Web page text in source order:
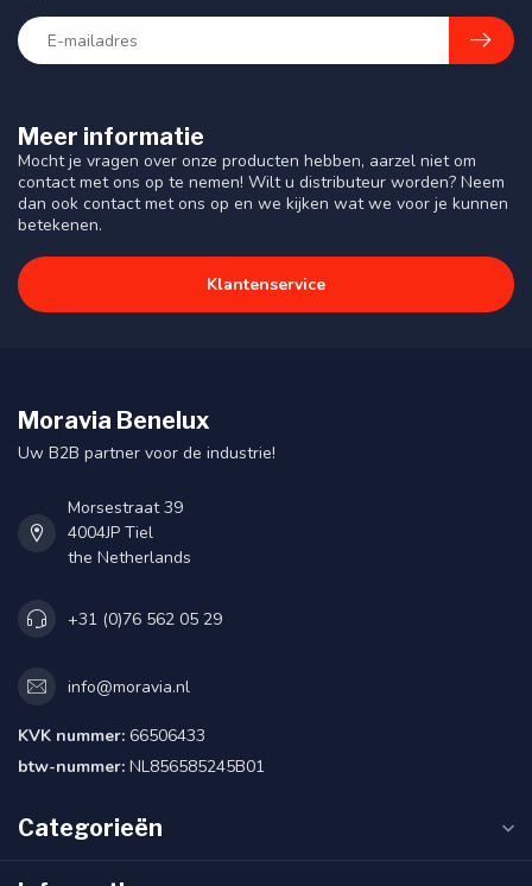
Meer informatie
Mocht je vragen over onze producten hebben, aarzel niet om
contact met ons op te nemen! Wilt u distributeur worden? Neem
dan ook contact met ons op en we kijken wat we voor je kunnen
betekenen.
Klantenservice
Moravia Benelux
Uw B2B partner voor de industrie!
Morsestraat 39
4004JP Tiel
the Netherlands
+31 (0)76 562 05 29
info@moravia.nl
KVK nummer: 66506433
btw-nummer: NL856585245B01
Categorieën